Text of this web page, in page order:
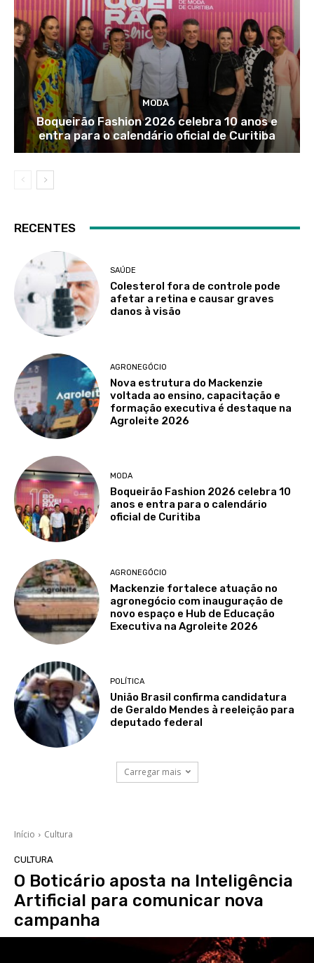
MODA
Boqueirão Fashion 2026 celebra 10 anos e
entra para o calendário oficial de Curitiba
RECENTES
SAÚDE
Colesterol fora de controle pode
afetar a retina e causar graves
danos à visão
AGRONEGÓCIO
Nova estrutura do Mackenzie
voltada ao ensino, capacitação e
formação executiva é destaque na
Agroleite 2026
MODA
Boqueirão Fashion 2026 celebra 10
anos e entra para o calendário
oficial de Curitiba
AGRONEGÓCIO
Mackenzie fortalece atuação no
agronegócio com inauguração de
novo espaço e Hub de Educação
Executiva na Agroleite 2026
POLÍTICA
União Brasil confirma candidatura
de Geraldo Mendes à reeleição para
deputado federal
Carregar mais